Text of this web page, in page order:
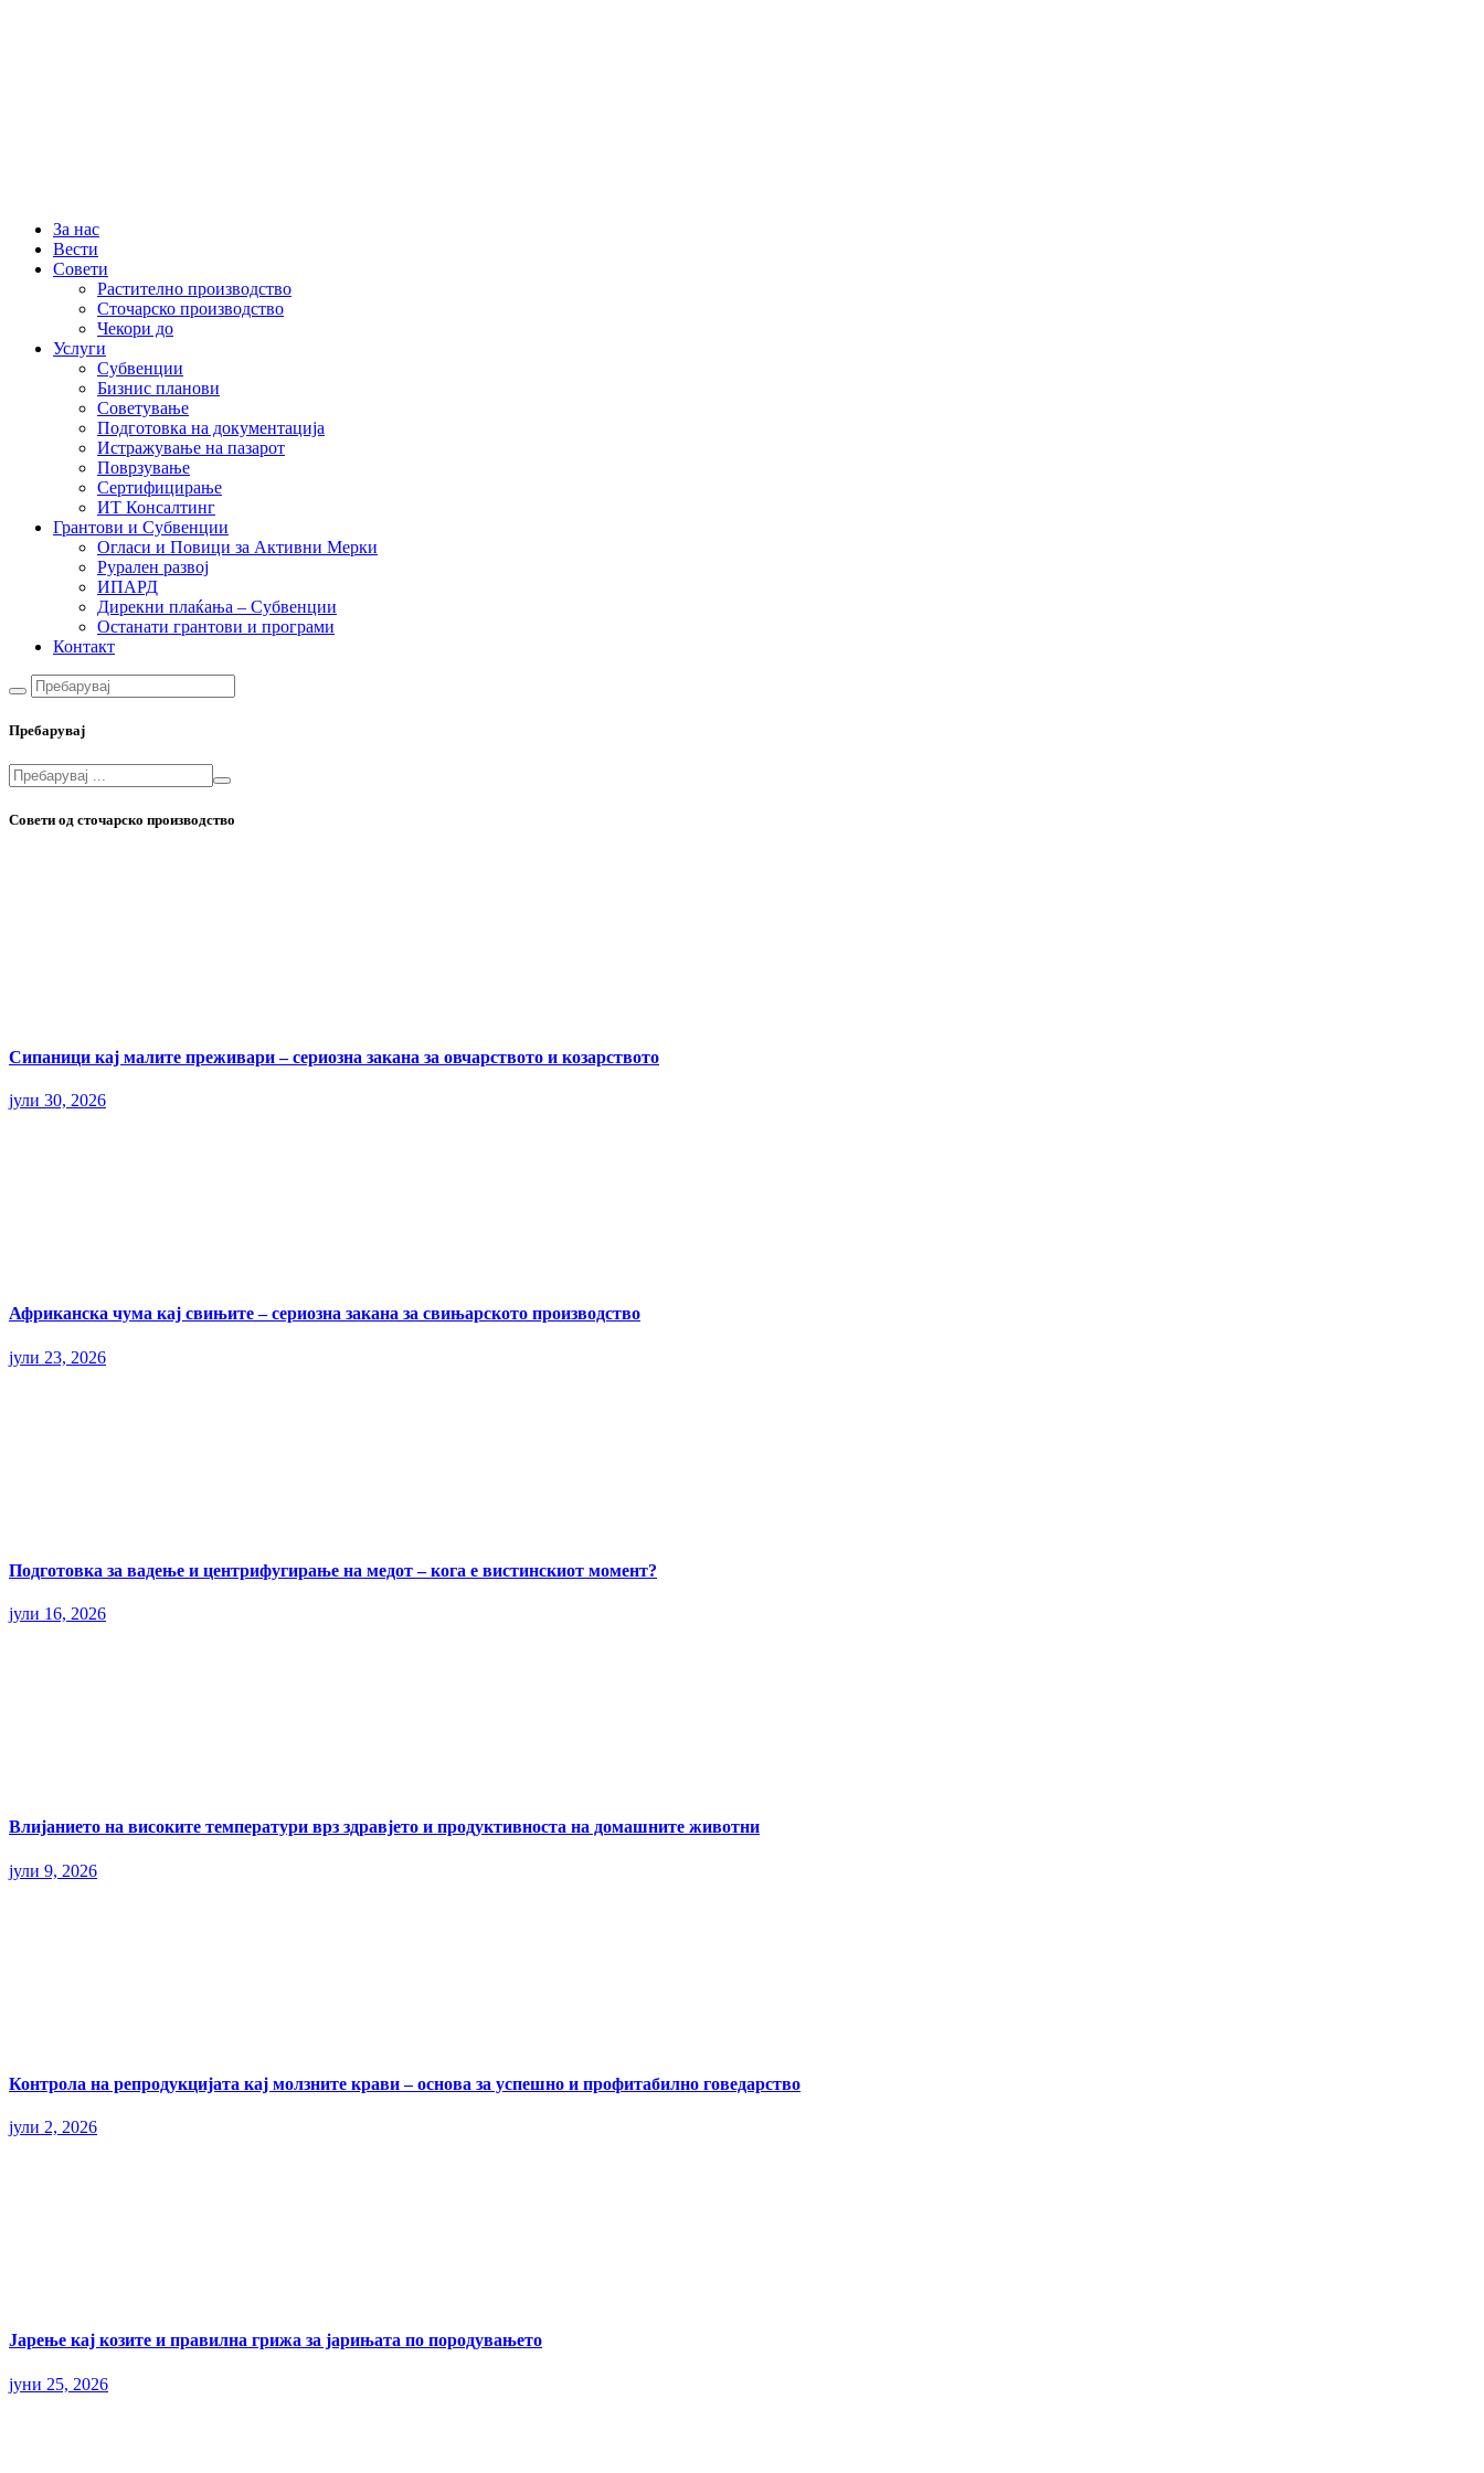
За нас
Вести
Совети
Растително производство
Сточарско производство
Чекори до
Услуги
Субвенции
Бизнис планови
Советување
Подготовка на документација
Истражување на пазарот
Поврзување
Сертифицирање
ИТ Консалтинг
Грантови и Субвенции
Огласи и Повици за Активни Мерки
Рурален развој
ИПАРД
Дирекни плаќања – Субвенции
Останати грантови и програми
Контакт
Пребарувај
Совети од сточарско производство
Сипаници кај малите преживари – сериозна закана за овчарството и козарството
јули 30, 2026
Африканска чума кај свињите – сериозна закана за свињарското производство
јули 23, 2026
Подготовка за вадење и центрифугирање на медот – кога е вистинскиот момент?
јули 16, 2026
Влијанието на високите температури врз здравјето и продуктивноста на домашните животни
јули 9, 2026
Контрола на репродукцијата кај молзните крави – основа за успешно и профитабилно говедарство
јули 2, 2026
Јарење кај козите и правилна грижа за јарињата по породувањето
јуни 25, 2026